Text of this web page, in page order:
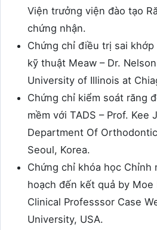
Viện trưởng viện đào tạo
chứng nhận.
Chứng chỉ điều trị sai khớp
kỹ thuật Meaw – Dr.
University of Illinois at
Chứng chỉ kiểm soát răng
mềm với TADS – Prof. Kee
Department Of
Seoul, Korea.
Chứng chỉ khóa học Chỉnh
hoạch đến kết quả by Moe
Clinical Professsor Case
University, USA.